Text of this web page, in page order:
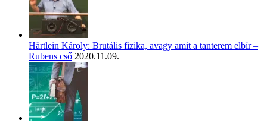
Härtlein Károly: Brutális fizika, avagy amit a tanterem elbír –
Rubens cső 2020.11.09.